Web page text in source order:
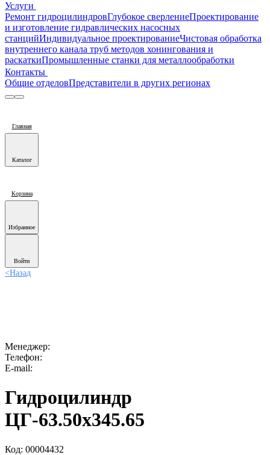
Услуги
Ремонт гидроцилиндровГлубокое сверлениеПроектирование
и изготовление гидравлических насосных
станцийИндивидуальное проектированиеЧистовая обработка
внутреннего канала труб методов хонингования и
раскаткиПромышленные станки для металлообработки
Контакты
Общие отделовПредставители в других регионах
Главная
Каталог
Корзина
Избранное
Войти
<Назад
Менеджер:
Телефон:
E-mail:
Гидроцилиндр
ЦГ-63.50х345.65
Код: 00004432